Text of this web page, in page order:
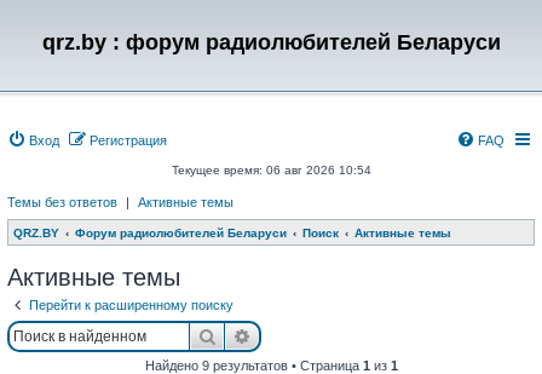
qrz.by : форум радиолюбителей Беларуси
Вход Регистрация FAQ
Текущее время: 06 авг 2026 10:54
Темы без ответов | Активные темы
QRZ.BY Форум радиолюбителей Беларуси Поиск Активные темы
Активные темы
Перейти к расширенному поиску
ПоискРасширенный поиск
Найдено 9 результатов • Страница 1 из 1